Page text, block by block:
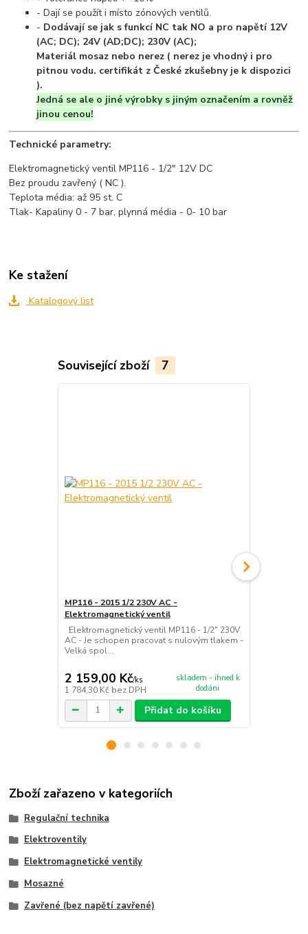
- Dají se použít i místo zónových ventilů.
- Dodávají se jak s funkcí NC tak NO a pro napětí 12V
(AC; DC); 24V (AD;DC); 230V (AC);
Materiál mosaz nebo nerez ( nerez je vhodný i pro
pitnou vodu. certifikát z České zkušebny je k dispozici
).
Jedná se ale o jiné výrobky s jiným označením a rovněž
jinou cenou!
Technické parametry:
Elektromagnetický ventil MP116 - 1/2" 12V DC
Bez proudu zavřený ( NC ).
Teplota média: až 95 st. C
Tlak- Kapaliny 0 - 7 bar, plynná média - 0- 10 bar
Ke stažení
Katalogový list
Související zboží 7
MP116 - 2015 1/2 230V AC -
Elektromagnetický ventil
Elektromagnetický ventil MP116 - 1/2" 230V
AC - Je schopen pracovat s nulovým tlakem -
Velká spol...
2 159,00 Kč/ks
1 784,30 Kč bez DPH
skladem - ihned k
dodáni
Přidat do košíku
Zboží zařazeno v kategoriích
Regulační technika
Elektroventily
Elektromagnetické ventily
Mosazné
Zavřené (bez napětí zavřené)